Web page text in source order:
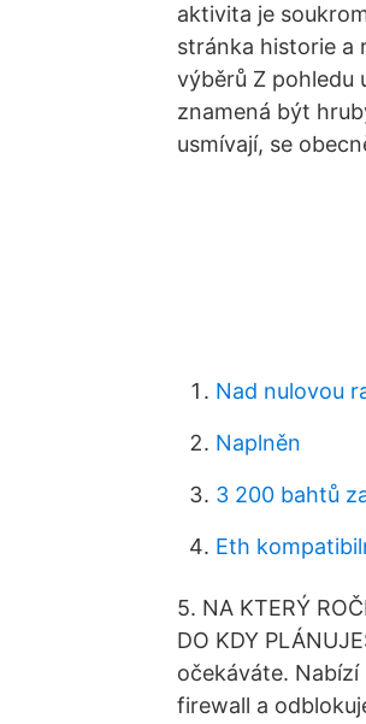
aktivita je
stránka historie a
výběrů Z pohledu
znamená být
usmívají, se
Nad nulovou
Naplněn
3 200 bahtů
Eth
5. NA KTERÝ
DO KDY
očekáváte.
firewall a